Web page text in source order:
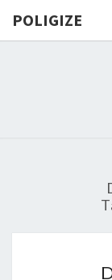
POLIGIZE